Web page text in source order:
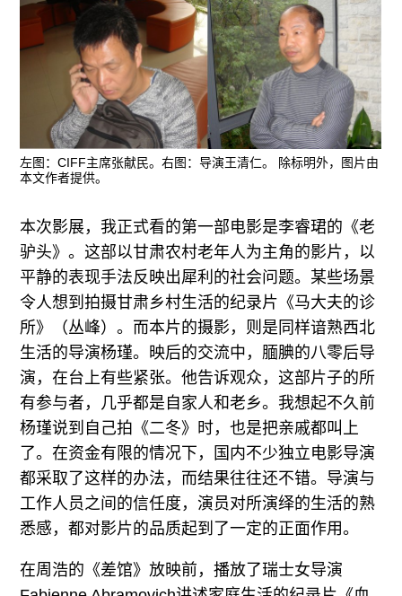
左图：CIFF主席张献民。右图：导演王清仁。 除标明外，图片由
本文作者提供。
本次影展，我正式看的第一部电影是李睿珺的《老
驴头》。这部以甘肃农村老年人为主角的影片，以
平静的表现手法反映出犀利的社会问题。某些场景
令人想到拍摄甘肃乡村生活的纪录片《马大夫的诊
所》（丛峰）。而本片的摄影，则是同样谙熟西北
生活的导演杨瑾。映后的交流中，腼腆的八零后导
演，在台上有些紧张。他告诉观众，这部片子的所
有参与者，几乎都是自家人和老乡。我想起不久前
杨瑾说到自己拍《二冬》时，也是把亲戚都叫上
了。在资金有限的情况下，国内不少独立电影导演
都采取了这样的办法，而结果往往还不错。导演与
工作人员之间的信任度，演员对所演绎的生活的熟
悉感，都对影片的品质起到了一定的正面作用。
在周浩的《差馆》放映前，播放了瑞士女导演